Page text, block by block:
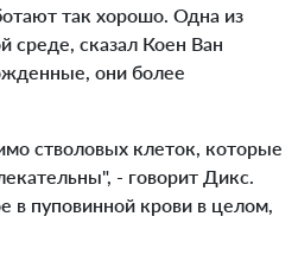
так хорошо. Одна из
среде, сказал Коен Ван
они более
стволовых клеток, которые
- говорит Дикс.
в пуповинной крови в целом,